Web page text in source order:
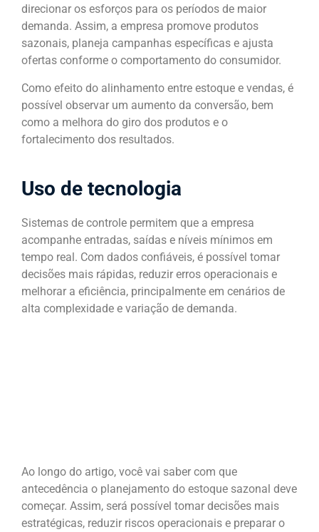
direcionar os esforços para os períodos de maior
demanda. Assim, a empresa promove produtos
sazonais, planeja campanhas específicas e ajusta
ofertas conforme o comportamento do consumidor.
Como efeito do alinhamento entre estoque e vendas, é
possível observar um aumento da conversão, bem
como a melhora do giro dos produtos e o
fortalecimento dos resultados.
Uso de tecnologia
Sistemas de controle permitem que a empresa
acompanhe entradas, saídas e níveis mínimos em
tempo real. Com dados confiáveis, é possível tomar
decisões mais rápidas, reduzir erros operacionais e
melhorar a eficiência, principalmente em cenários de
alta complexidade e variação de demanda.
Ao longo do artigo, você vai saber com que
antecedência o planejamento do estoque sazonal deve
começar. Assim, será possível tomar decisões mais
estratégicas, reduzir riscos operacionais e preparar o